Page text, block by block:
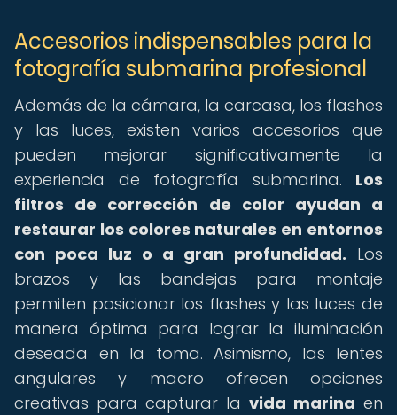
Accesorios indispensables para la
fotografía submarina profesional
Además de la cámara, la carcasa, los flashes
y las luces, existen varios accesorios que
pueden mejorar significativamente la
experiencia de fotografía submarina. Los
filtros de corrección de color ayudan a
restaurar los colores naturales en entornos
con poca luz o a gran profundidad. Los
brazos y las bandejas para montaje
permiten posicionar los flashes y las luces de
manera óptima para lograr la iluminación
deseada en la toma. Asimismo, las lentes
angulares y macro ofrecen opciones
creativas para capturar la vida marina en